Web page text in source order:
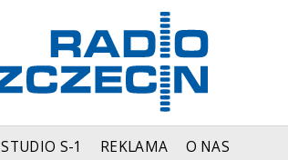
STUDIO S-1 REKLAMA O NAS